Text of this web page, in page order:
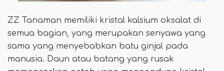
ZZ Tanaman memiliki kristal kalsium oksalat di
semua bagian, yang merupakan senyawa yang
sama yang menyebabkan batu ginjal pada
manusia. Daun atau batang yang rusak